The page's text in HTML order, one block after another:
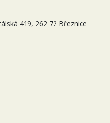
419, 262 72 Březnice